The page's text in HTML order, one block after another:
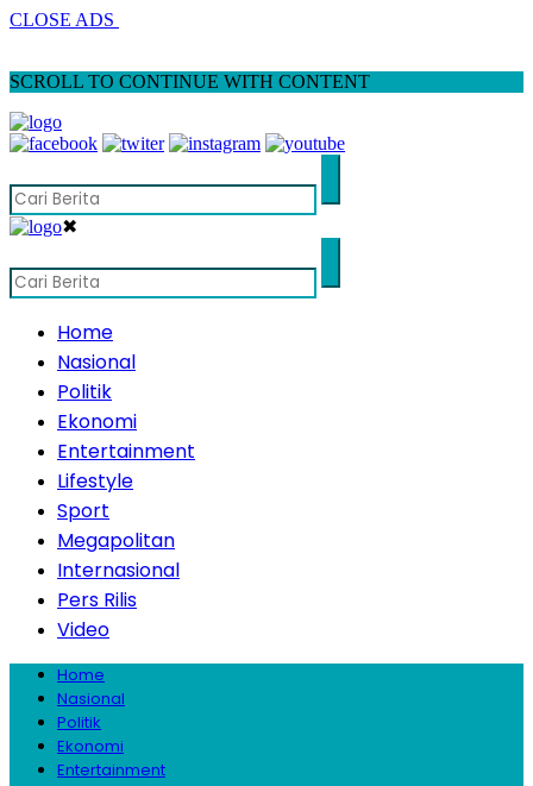
CLOSE ADS
SCROLL TO CONTINUE WITH CONTENT
✖
Home
Nasional
Politik
Ekonomi
Entertainment
Lifestyle
Sport
Megapolitan
Internasional
Pers Rilis
Video
Home
Nasional
Politik
Ekonomi
Entertainment